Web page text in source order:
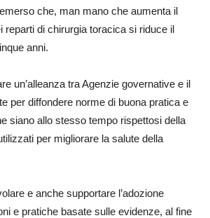
che, man mano che aumenta il
reparti di chirurgia toracica si riduce il
anni.
un’alleanza tra Agenzie governative e il
per diffondere norme di buona pratica e
siano allo stesso tempo rispettosi della
per migliorare la salute della
e anche supportare l’adozione
e pratiche basate sulle evidenze, al fine